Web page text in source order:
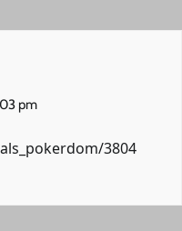
pm
3804